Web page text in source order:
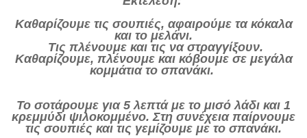
Καθαρίζουμε τις σουπιές, αφαιρούμε τα κόκαλα
και το μελάνι.
Τις πλένουμε και τις να στραγγίξουν.
Καθαρίζουμε, πλένουμε και κόβουμε σε μεγάλα
κομμάτια το σπανάκι.
Το σοτάρουμε για 5 λεπτά με το μισό λάδι και 1
κρεμμύδι ψιλοκομμένο. Στη συνέχεια παίρνουμε
τις σουπιές και τις γεμίζουμε με το σπανάκι.